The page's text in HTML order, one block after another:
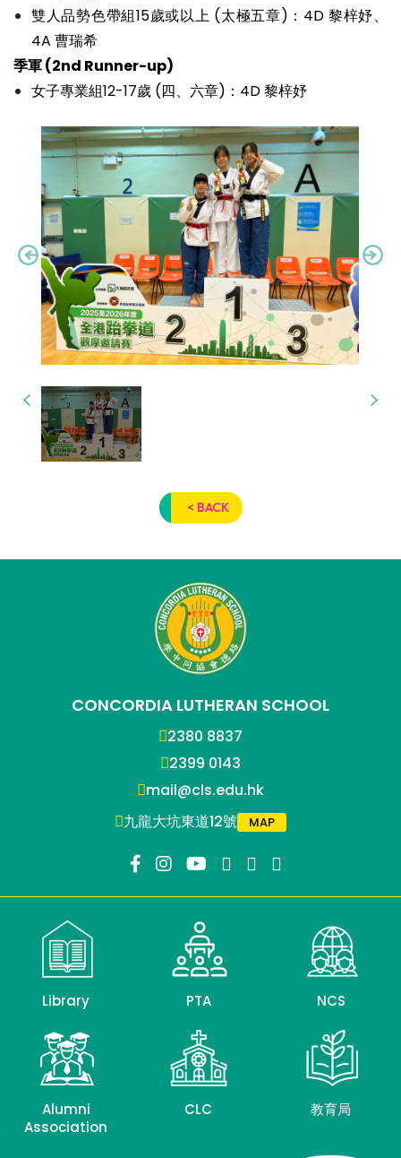
雙人品勢色帶組15歲或以上 (太極五章)：4D 黎梓妤、
4A 曹瑞希
季軍 (2nd Runner-up)
女子專業組12-17歲 (四、六章)：4D 黎梓妤
< BACK
CONCORDIA LUTHERAN SCHOOL
2380 8837
2399 0143
mail@cls.edu.hk
九龍大坑東道12號
MAP
Library PTA NCS
Alumni
Association
CLC 教育局